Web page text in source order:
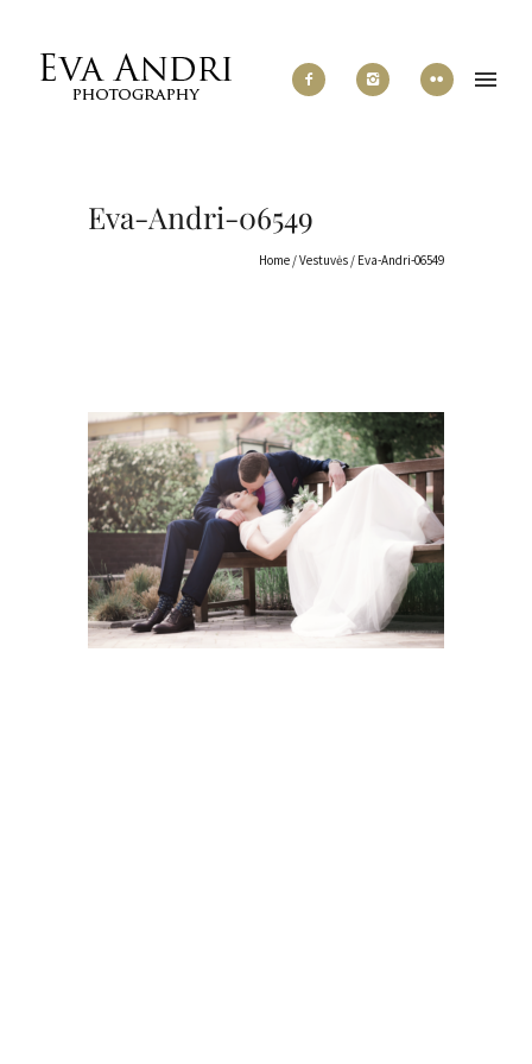
Eva-Andri-06549
Home /Vestuvės / Eva-Andri-06549